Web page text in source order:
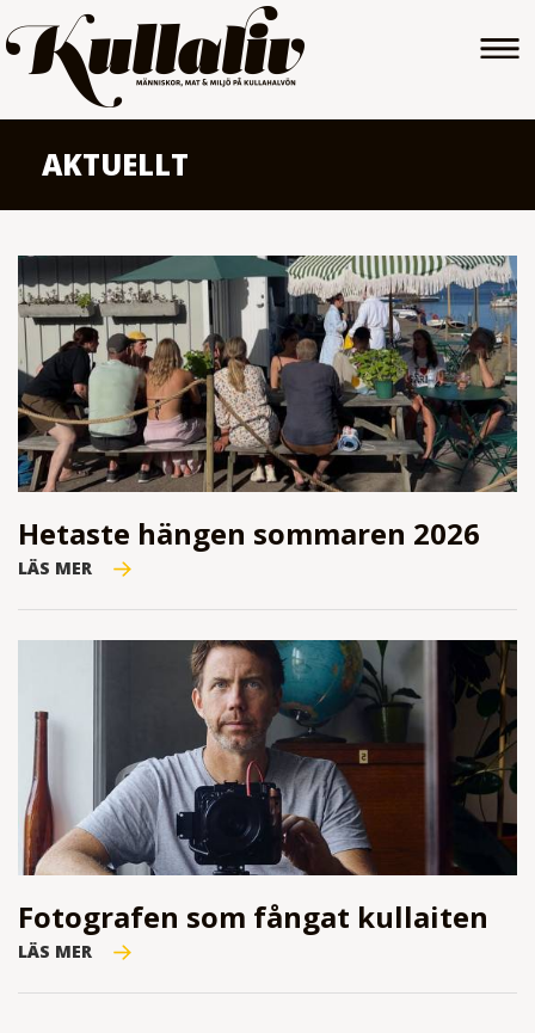
AKTUELLT
Hetaste hängen sommaren 2026
LÄS MER
Fotografen som fångat kullaiten
LÄS MER